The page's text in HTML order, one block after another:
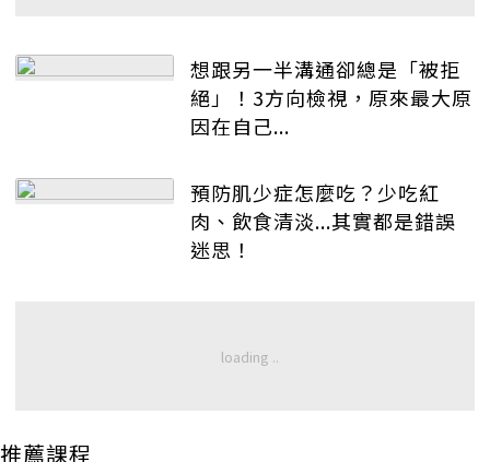
想跟另一半溝通卻總是「被拒
絕」！3方向檢視，原來最大原
因在自己...
預防肌少症怎麼吃？少吃紅
肉、飲食清淡...其實都是錯誤
迷思！
推薦課程